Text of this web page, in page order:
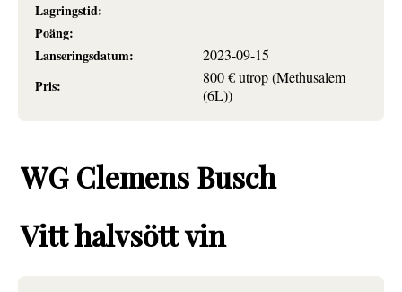
Lagringstid:
Poäng:
Lanseringsdatum:
2023-09-15
Pris:
800 € utrop (Methusalem
(6L))
WG Clemens Busch
Vitt halvsött vin